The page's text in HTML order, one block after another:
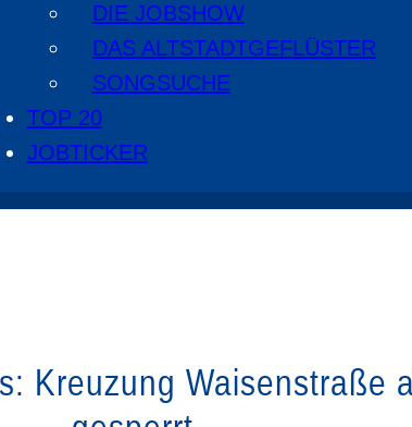
DIE JOBSHOW
DAS ALTSTADTGEFLÜSTER
SONGSUCHE
TOP 20
JOBTICKER
Kreuzung Waisenstraße